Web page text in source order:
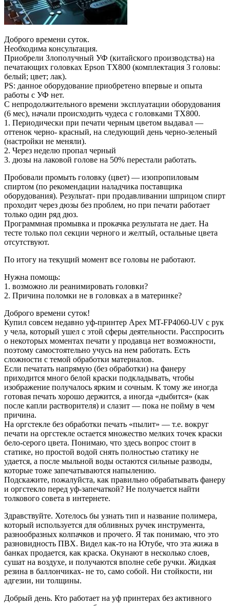
Доброго времени суток.
Необходима консультация.
Приобрели Злополучный УФ (китайского производства) на
печатающих головках Epson TX800 (комплектация 3 головы:
белый; цвет; лак).
PS: данное оборудование приобретено впервые и опыта
работы с УФ нет.
С непродолжительного времени эксплуатации оборудования
(6 мес), начали происходить чудеса с головками TX800.
1. Периодически при печати черным цветом выдавал —
оттенок черно- красный, на следующий день черно-зеленый
(настройки не меняли).
2. Через неделю пропал черный
3. дюзы на лаковой голове на 50% перестали работать.
Пробовали промыть головку (цвет) — изопропиловым
спиртом (по рекомендации наладчика поставщика
оборудования). Результат- при продавливании шприцом спирт
проходит через дюзы без проблем, но при печати работает
только один ряд дюз.
Программная промывка и прокачка результата не дает. На
тесте только пол секции черного и желтый, остальные цвета
отсутствуют.
По итогу на текущий момент все головы не работают.
Нужна помощь:
1. возможно ли реанимировать головки?
2. Причина поломки не в головках а в материнке?
Доброго времени суток!
Купил совсем недавно уф-принтер Apex MT-FP4060-UV с рук
у чела, который ушел с этой сферы деятельности. Расспросить
о некоторых моментах печати у продавца нет возможности,
поэтому самостоятельно учусь на нем работать. Есть
сложности с темой обработки материалов.
Если печатать напрямую (без обработки) на фанеру
приходится много белой краски подкладывать, чтобы
изображение получалось ярким и сочным. К тому же иногда
готовая печать хорошо держится, а иногда «дыбится» (как
после капли растворителя) и слазит — пока не пойму в чем
причина.
На оргстекле без обработки печать «пылит» — т.е. вокруг
печати на оргстекле остается множество мелких точек краски
бело-серого цвета. Понимаю, что здесь вопрос стоит в
статике, но простой водой снять полностью статику не
удается, а после мыльной воды остаются сильные разводы,
которые тоже запечатываются напылению.
Подскажите, пожалуйста, как правильно обрабатывать фанеру
и оргстекло перед уф-запечаткой? Не получается найти
толкового совета в интернете.
Здравствуйте. Хотелось бы узнать тип и название полимера,
который используется для обливных ручек инструмента,
разнообразных колпачков и прочего. Я так понимаю, что это
разновидность ПВХ. Видел как-то на Ютубе, что эта жижа в
банках продается, как краска. Окунают в несколько слоев,
сушат на воздухе, и получаются вполне себе ручки. Жидкая
резина в баллончиках- не то, само собой. Ни стойкости, ни
адгезии, ни толщины.
Добрый день. Кто работает на уф принтерах без активного